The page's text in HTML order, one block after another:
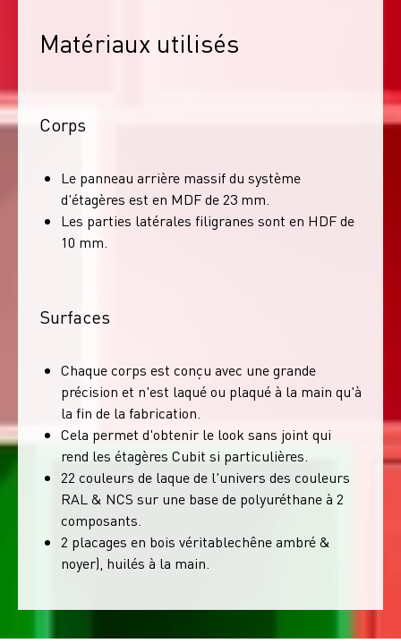
Matériaux utilisés
Corps
Le panneau arrière massif du système
d'étagères est en MDF de 23 mm.
Les parties latérales filigranes sont en HDF de
10 mm.
Surfaces
Chaque corps est conçu avec une grande
précision et n'est laqué ou plaqué à la main qu'à
la fin de la fabrication.
Cela permet d'obtenir le look sans joint qui
rend les étagères Cubit si particulières.
22 couleurs de laque de l'univers des couleurs
RAL & NCS sur une base de polyuréthane à 2
composants.
2 placages en bois véritablechêne ambré &
noyer), huilés à la main.